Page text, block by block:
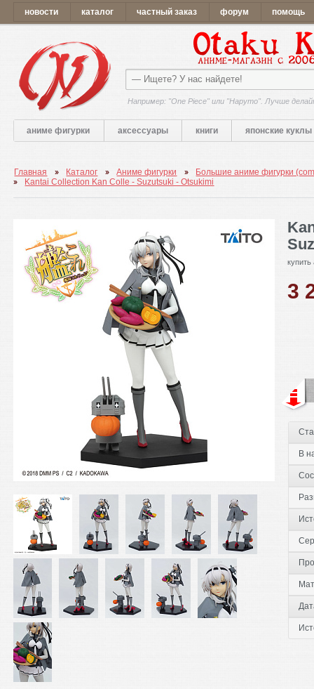
новости каталог частный заказ форум помощь
Например: "One Piece" или "Наруто". Лучше
аниме фигурки аксессуары книги японские куклы
Главная Каталог Аниме фигурки
Большие аниме фигурки
Kantai Collection Kan Colle - Suzutsuki - Otsukimi
3
В